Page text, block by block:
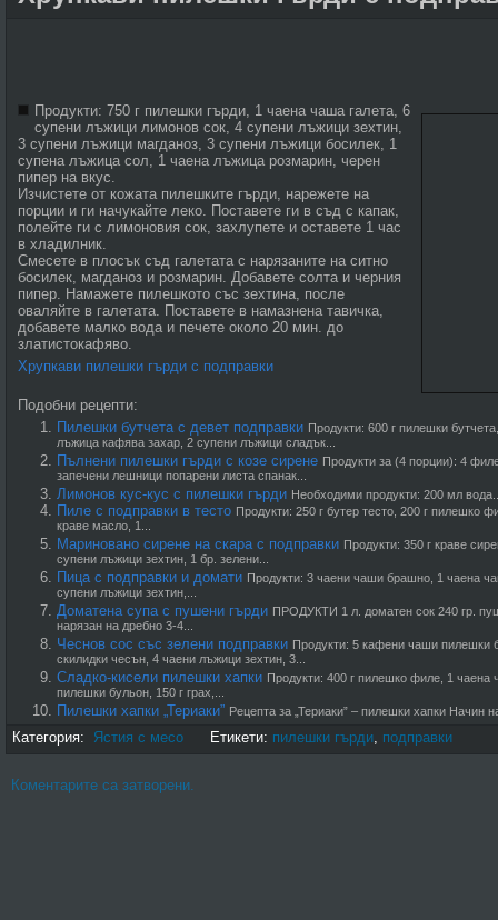
Продукти: 750 г пилешки гърди, 1 чаена чаша галета, 6
супени лъжици лимонов сок, 4 супени лъжици зехтин,
3 супени лъжици магданоз, 3 супени лъжици босилек, 1
супена лъжица сол, 1 чаена лъжица розмарин, черен
пипер на вкус.
Изчистете от кожата пилешките гърди, нарежете на
порции и ги начукайте леко. Поставете ги в съд с капак,
полейте ги с лимоновия сок, захлупете и оставете 1 час
в хладилник.
Смесете в плосък съд галетата с нарязаните на ситно
босилек, магданоз и розмарин. Добавете солта и черния
пипер. Намажете пилешкото със зехтина, после
оваляйте в галетата. Поставете в намазнена тавичка,
добавете малко вода и печете около 20 мин. до
златистокафяво.
Хрупкави пилешки гърди с подправки
Подобни рецепти:
Пилешки бутчета с девет подправки Продукти: 600 г пилешки
лъжица кафява захар, 2 супени лъжици сладък...
Пълнени пилешки гърди с козе сирене Продукти за (4 порции): 4
запечени лешници попарени листа спанак...
Лимонов кус-кус с пилешки гърди Необходими продукти: 200 мл
Пиле с подправки в тесто Продукти: 250 г бутер тесто, 200 г пилешко
краве масло, 1...
Мариновано сирене на скара с подправки Продукти: 350 г краве
супени лъжици зехтин, 1 бр. зелени...
Пица с подправки и домати Продукти: 3 чаени чаши брашно, 1 чаена
супени лъжици зехтин,...
Доматена супа с пушени гърди ПРОДУКТИ 1 л. доматен сок 240 гр.
нарязан на дребно 3-4...
Чеснов сос със зелени подправки Продукти: 5 кафени чаши пилешки
скилидки чесън, 4 чаени лъжици зехтин, 3...
Сладко-кисели пилешки хапки Продукти: 400 г пилешко филе, 1
пилешки бульон, 150 г грах,...
Пилешки хапки „Териаки” Рецепта за „Териаки” – пилешки хапки Начин
Категория: Ястия с месо Етикети: пилешки гърди, подправки
Коментарите са затворени.